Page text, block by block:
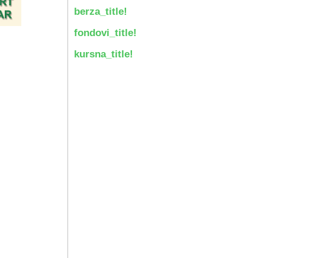
berza_title!
fondovi_title!
kursna_title!